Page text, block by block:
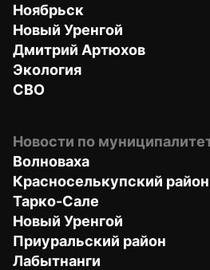
Ноябрьск
Новый Уренгой
Дмитрий Артюхов
Экология
СВО
Новости по
Волноваха
Красноселькупский район
Тарко-Сале
Новый Уренгой
Приуральский район
Лабытнанги